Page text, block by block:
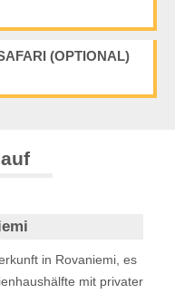
(OPTIONAL)
in Rovaniemi, es
mit privater